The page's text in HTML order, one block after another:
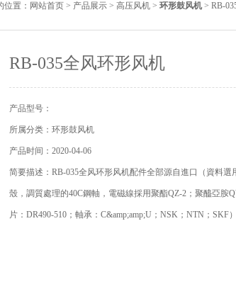
位置： 网站首页 > 产品展示 > 高压风机 > 环形鼓风机 > RB-
RB-035全风环形风机
产品型号：
所属分类：环形鼓风机
产品时间：2020-04-06
简要描述：RB-035全风环形风机配件全部源自進口（資料選
殼，調質處理的40C鋼軸，電磁線採用聚酯QZ-2；聚醯亞胺
片：DR490-510；軸承：C&amp;amp;U；NSK；NTN；SKF）